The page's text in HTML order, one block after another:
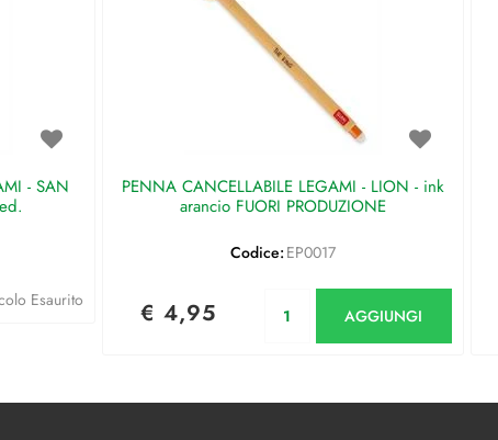
- SAN
Esaurito
PENNA CANCELLABILE LEGAMI - LION - ink
arancio FUORI PRODUZIONE
Codice: EP0017
€ 4,95 AGGIUNGI